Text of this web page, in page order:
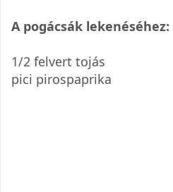
A pogácsák lekenéséhez:
1/2 felvert tojás
pici pirospaprika